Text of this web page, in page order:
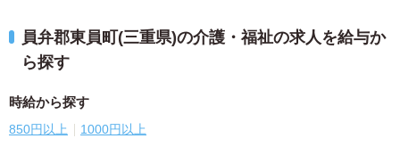
員弁郡東員町(三重県)の介護・福祉の求人を給与か
ら探す
時給から探す
850円以上 1000円以上